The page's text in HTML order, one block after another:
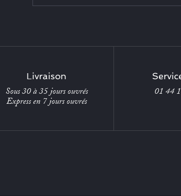
Livraison
Sous 30 à 35 jours ouvrés
Express en 7 jours ouvrés
01 44